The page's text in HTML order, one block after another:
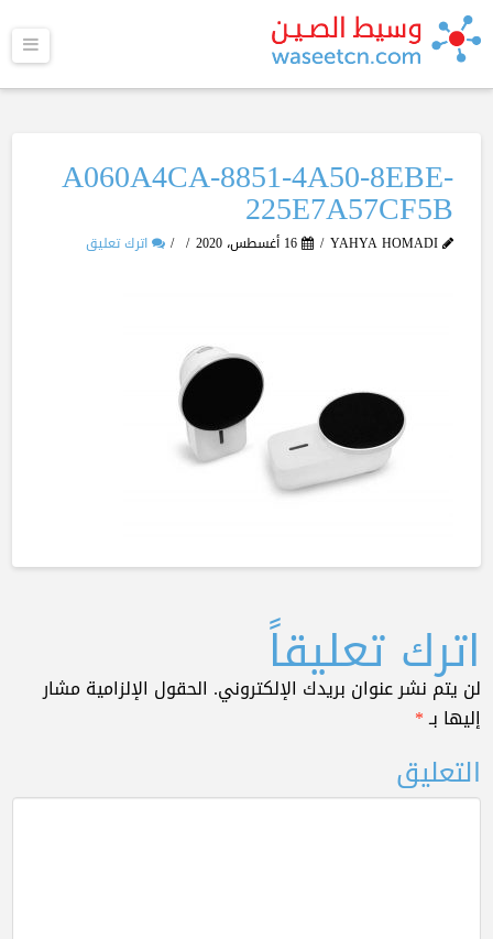
A060A4CA-8851-4A50-8EBE-
225E7A57CF5B
YAHYA HOMADI 16 أغسطس، 2020 اترك تعليق
اترك تعليقاً
لن يتم نشر عنوان بريدك الإلكتروني. الحقول الإلزامية مشار
إليها بـ*
التعليق